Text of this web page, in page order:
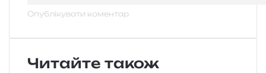
Читайте також